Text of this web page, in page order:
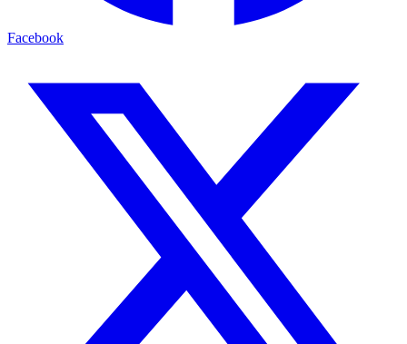
Facebook